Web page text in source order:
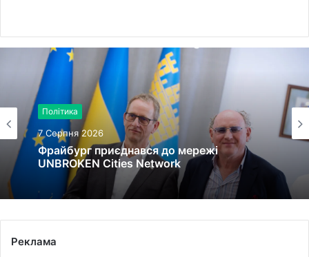
Політика
7 Серпня 2026
Фрайбург приєднався до мережі
UNBROKEN Cities Network
Реклама